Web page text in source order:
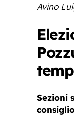
Avino
Sezioni